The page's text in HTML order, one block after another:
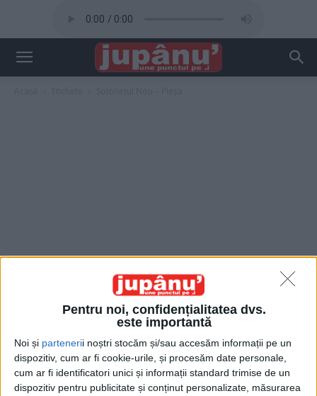
Pentru noi, confidențialitatea dvs.
este importantă
Noi și partenerii noștri stocăm și/sau accesăm informații pe un
dispozitiv, cum ar fi cookie-urile, și procesăm date personale,
cum ar fi identificatori unici și informații standard trimise de un
dispozitiv pentru publicitate și conținut personalizate, măsurarea